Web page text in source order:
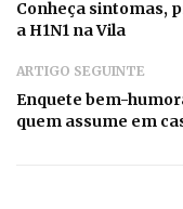
Conheça sintomas,
a H1N1 na Vila
ARTIGO SEGUINTE
Enquete bem-
quem assume em